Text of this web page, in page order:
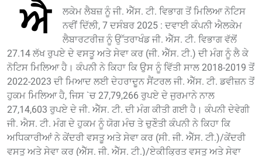
ਐ
ਲਕੇਮ ਲੈਬਜ਼ ਨੂੰ ਜੀ. ਐੱਸ. ਟੀ. ਵਿਭਾਗ ਤੋਂ ਮਿਲਿਆ ਨੋਟਿਸ
ਨਵੀਂ ਦਿੱਲੀ, 7 ਦਸੰਬਰ 2025 : ਦਵਾਈ ਕੰਪਨੀ ਐਲਕੇਮ
ਲੈਬਾਰਟਰੀਜ਼ ਨੂੰ ਉੱਤਰਾਖੰਡ ਜੀ. ਐੱਸ. ਟੀ. ਵਿਭਾਗ ਵੱਲੋਂ
27.14 ਲੱਖ ਰੁਪਏ ਦੇ ਵਸਤੂ ਅਤੇ ਸੇਵਾ ਕਰ (ਜੀ. ਐੱਸ. ਟੀ.) ਦੀ ਮੰਗ ਨੂੰ ਲੈ ਕੇ
ਨੋਟਿਸ ਮਿਲਿਆ ਹੈ। ਕੰਪਨੀ ਨੇ ਕਿਹਾ ਕਿ ਉਸ ਨੂੰ ਵਿੱਤੀ ਸਾਲ 2018-2019 ਤੋਂ
2022-2023 ਦੀ ਮਿਆਦ ਲਈ ਦੇਹਰਾਦੂਨ ਸੈਂਟਰਲ ਜੀ. ਐੱਸ. ਟੀ. ਡਵੀਜ਼ਨ ਤੋਂ
ਹੁਕਮ ਮਿਲਿਆ ਹੈ, ਜਿਸ `ਚ 27,79,266 ਰੁਪਏ ਦੇ ਜੁਰਮਾਨੇ ਨਾਲ
27,14,603 ਰੁਪਏ ਦੇ ਜੀ. ਐੱਸ. ਟੀ. ਦੀ ਮੰਗ ਕੀਤੀ ਗਈ ਹੈ। ਕੰਪਨੀ ਦੇਵੇਗੀ
ਜੀ. ਐਸ. ਟੀ. ਮੰਗ ਦੇ ਹੁਕਮ ਨੂੰ ਯੋਗ ਮੰਚ ਤੇ ਚੁਣੌਤੀ ਕੰਪਨੀ ਨੇ ਕਿਹਾ ਕਿ
ਅਧਿਕਾਰੀਆਂ ਨੇ ਕੇਂਦਰੀ ਵਸਤੂ ਅਤੇ ਸੇਵਾ ਕਰ (ਸੀ. ਜੀ. ਐੱਸ. ਟੀ.)/ਕੇਂਦਰੀ
ਵਸਤੂ ਅਤੇ ਸੇਵਾ ਕਰ (ਐੱਸ. ਜੀ. ਐੱਸ. ਟੀ.)/ਏਕੀਕ੍ਰਿਤ ਵਸਤੂ ਅਤੇ ਸੇਵਾ